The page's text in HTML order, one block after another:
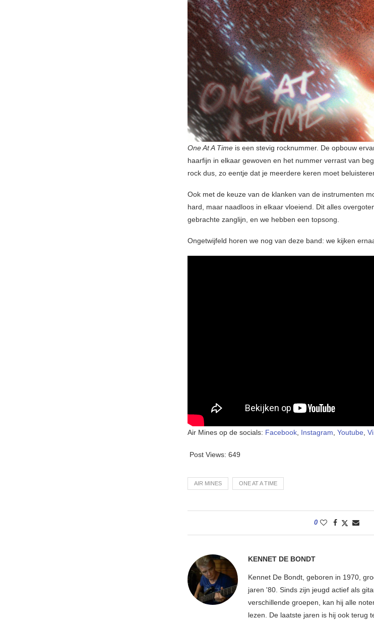
One At A Time is een stevig rocknummer. De opbouw
haarfijn in elkaar gewoven en het nummer verrast van
rock dus, zo eentje dat je meerdere keren moet
Ook met de keuze van de klanken van de instrumenten
hard, maar naadloos in elkaar vloeiend. Dit alles
gebrachte zanglijn, en we hebben een topsong.
Ongetwijfeld horen we nog van deze band: we kijken
Air Mines op de socials: Facebook Instagram Youtube
Post Views: 649
AIR MINES ONE AT A TIME
0
KENNET DE BONDT
Kennet De Bondt, geboren in 1970,
jaren '80. Sinds zijn jeugd actief als
verschillende groepen, kan hij alle
lezen. De laatste jaren is hij ook terug